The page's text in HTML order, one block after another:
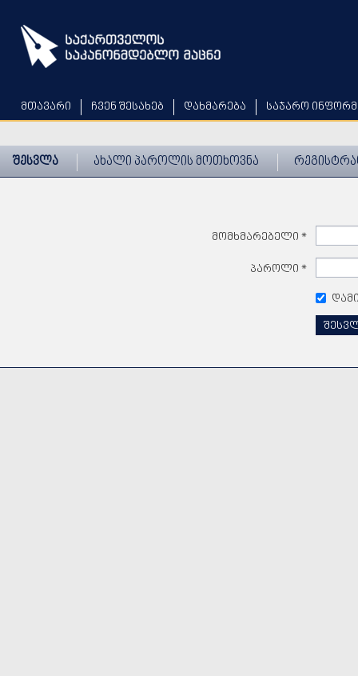
main
content
მთავარი ჩვენ შესახებ დახმარება საჯარო
შესვლა ახალი პაროლის მოთხოვნა
მომხმარებელი *
პაროლი *